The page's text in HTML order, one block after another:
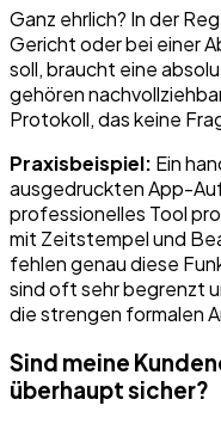
Ganz ehrlich? In der
Gericht oder bei einer
soll, braucht eine
gehören
Protokoll, das keine
Praxisbeispiel: Ein
ausgedruckten App-
professionelles Tool
mit Zeitstempel und
fehlen genau diese
sind oft sehr begrenzt
die strengen formalen
Sind meine
überhaupt sicher?